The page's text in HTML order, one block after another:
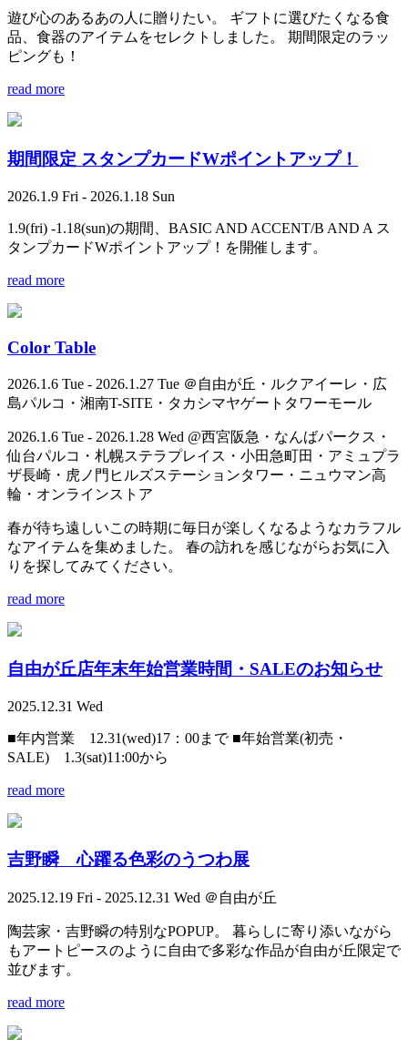
遊び心のあるあの人に贈りたい。 ギフトに選びたくなる食
品、食器のアイテムをセレクトしました。 期間限定のラッ
ピングも！
read more
期間限定 スタンプカードWポイントアップ！
2026.1.9 Fri - 2026.1.18 Sun
1.9(fri) -1.18(sun)の期間、BASIC AND ACCENT/B AND A ス
タンプカードWポイントアップ！を開催します。
read more
Color Table
2026.1.6 Tue - 2026.1.27 Tue ＠自由が丘・ルクアイーレ・広
島パルコ・湘南T-SITE・タカシマヤゲートタワーモール
2026.1.6 Tue - 2026.1.28 Wed @西宮阪急・なんばパークス・
仙台パルコ・札幌ステラプレイス・小田急町田・アミュプラ
ザ長崎・虎ノ門ヒルズステーションタワー・ニュウマン高
輪・オンラインストア
春が待ち遠しいこの時期に毎日が楽しくなるようなカラフル
なアイテムを集めました。 春の訪れを感じながらお気に入
りを探してみてください。
read more
自由が丘店年末年始営業時間・SALEのお知らせ
2025.12.31 Wed
■年内営業 12.31(wed)17：00まで ■年始営業(初売・
SALE) 1.3(sat)11:00から
read more
吉野瞬 心躍る色彩のうつわ展
2025.12.19 Fri - 2025.12.31 Wed ＠自由が丘
陶芸家・吉野瞬の特別なPOPUP。 暮らしに寄り添いながら
もアートピースのように自由で多彩な作品が自由が丘限定で
並びます。
read more